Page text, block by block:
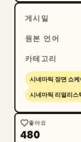
게시일
원본 언어
카테고리
시네마틱 장면 쇼
시네마틱 리얼리스
좋아요
480